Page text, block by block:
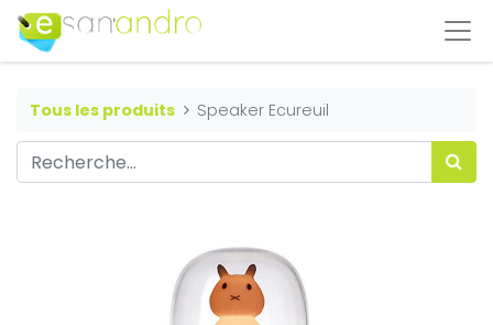
Tous les produits Speaker Ecureuil